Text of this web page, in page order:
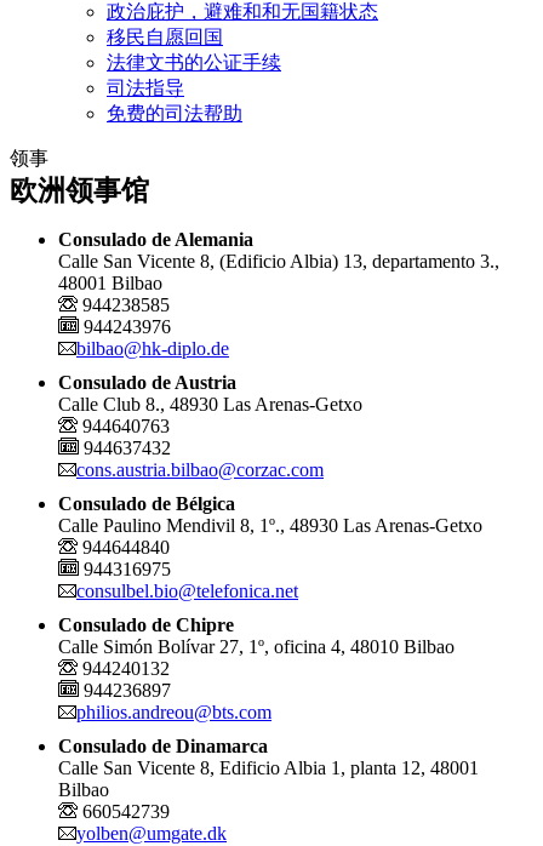
政治庇护，避难和和无国籍状态
移民自愿回国
法律文书的公证手续
司法指导
免费的司法帮助
领事
欧洲领事馆
Consulado de Alemania
Calle San Vicente 8, (Edificio Albia) 13, departamento 3.,
48001 Bilbao
944238585
944243976
bilbao@hk-diplo.de
Consulado de Austria
Calle Club 8., 48930 Las Arenas-Getxo
944640763
944637432
cons.austria.bilbao@corzac.com
Consulado de Bélgica
Calle Paulino Mendivil 8, 1º., 48930 Las Arenas-Getxo
944644840
944316975
consulbel.bio@telefonica.net
Consulado de Chipre
Calle Simón Bolívar 27, 1º, oficina 4, 48010 Bilbao
944240132
944236897
philios.andreou@bts.com
Consulado de Dinamarca
Calle San Vicente 8, Edificio Albia 1, planta 12, 48001
Bilbao
660542739
yolben@umgate.dk